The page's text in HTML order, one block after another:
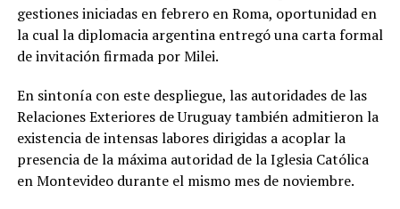
gestiones iniciadas en febrero en Roma, oportunidad en
la cual la diplomacia argentina entregó una carta formal
de invitación firmada por Milei.
En sintonía con este despliegue, las autoridades de las
Relaciones Exteriores de Uruguay también admitieron la
existencia de intensas labores dirigidas a acoplar la
presencia de la máxima autoridad de la Iglesia Católica
en Montevideo durante el mismo mes de noviembre.